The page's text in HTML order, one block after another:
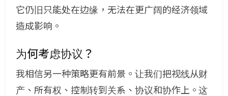
它仍旧只能处在边缘，无法在更广阔的经济领域
造成影响。
为何考虑协议？
我相信另一种策略更有前景。让我们把视线从财
产、所有权、控制转到关系、协议和协作上。这